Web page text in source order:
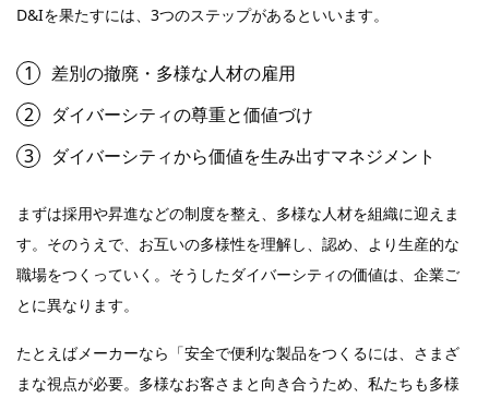
D&Iを果たすには、3つのステップがあるといいます。
差別の撤廃・多様な人材の雇用
ダイバーシティの尊重と価値づけ
ダイバーシティから価値を生み出すマネジメント
まずは採用や昇進などの制度を整え、多様な人材を組織に迎えま
す。そのうえで、お互いの多様性を理解し、認め、より生産的な
職場をつくっていく。そうしたダイバーシティの価値は、企業ご
とに異なります。
たとえばメーカーなら「安全で便利な製品をつくるには、さまざ
まな視点が必要。多様なお客さまと向き合うため、私たちも多様